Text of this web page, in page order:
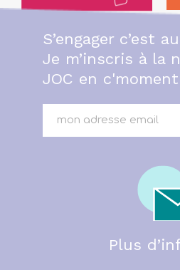
S’engager c’est
Je m’inscris à la
JOC en
Plus